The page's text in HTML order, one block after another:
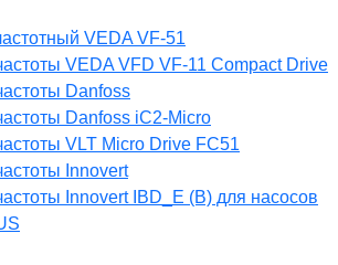
VEDA VF-51
VEDA VFD VF-11 Compact Drive
Danfoss
Danfoss iC2-Micro
VLT Micro Drive FC51
Innovert
Innovert IBD_E (B) для насосов